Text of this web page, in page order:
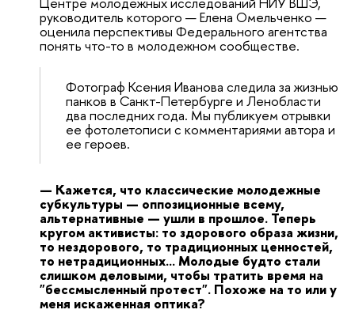
руководитель которого — Елена Омельченко —
оценила перспективы Федерального агентства
понять что-то в молодежном сообществе.
Фотограф Ксения Иванова следила за жизнью
панков в Санкт-Петербурге и Ленобласти
два последних года. Мы публикуем отрывки
ее фотолетописи с комментариями автора и
ее героев.
— Кажется, что классические молодежные
субкультуры — оппозиционные всему,
альтернативные — ушли в прошлое. Теперь
кругом активисты: то здорового образа жизни,
то нездорового, то традиционных ценностей,
то нетрадиционных... Молодые будто стали
слишком деловыми, чтобы тратить время на
"бессмысленный протест". Похоже на то или у
меня искаженная оптика?